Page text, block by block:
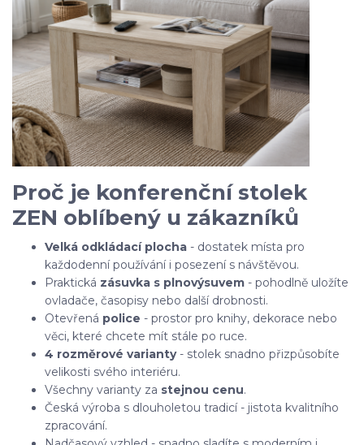
Proč je konferenční stolek
ZEN oblíbený u zákazníků
Velká odkládací plocha - dostatek místa pro
každodenní používání i posezení s návštěvou.
Praktická zásuvka s plnovýsuvem - pohodlně uložíte
ovladače, časopisy nebo další drobnosti.
Otevřená police - prostor pro knihy, dekorace nebo
věci, které chcete mít stále po ruce.
4 rozměrové varianty- stolek snadno přizpůsobíte
velikosti svého interiéru.
Všechny varianty za stejnou cenu.
Česká výroba s dlouholetou tradicí - jistota kvalitního
zpracování.